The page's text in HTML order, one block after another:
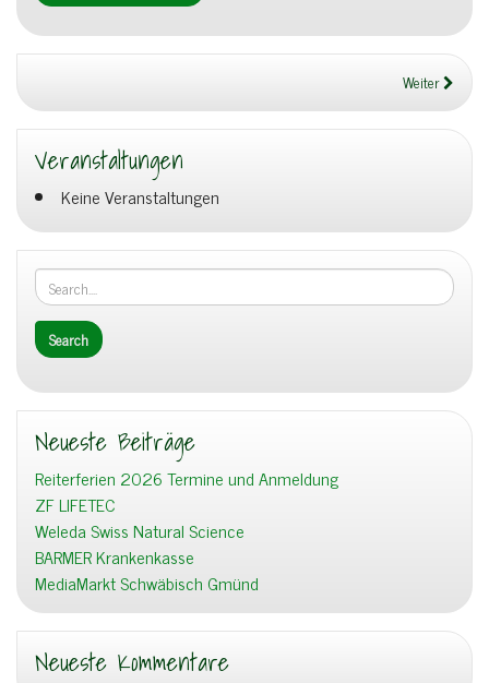
Weiter
Veranstaltungen
Keine Veranstaltungen
Neueste Beiträge
Reiterferien 2026 Termine und Anmeldung
ZF LIFETEC
Weleda Swiss Natural Science
BARMER Krankenkasse
MediaMarkt Schwäbisch Gmünd
Neueste Kommentare